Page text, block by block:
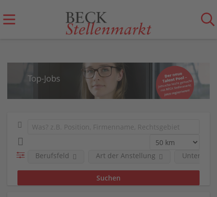
Berufsfeld Art der Anstellung